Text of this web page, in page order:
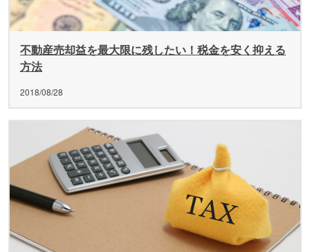
不動産売却益を最大限に残したい！税金を安く抑える
方法
2018/08/28